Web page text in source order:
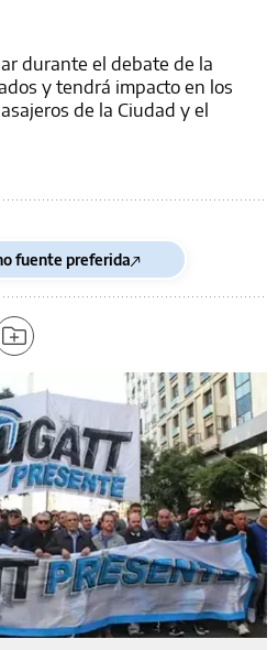
durante el debate de la
y tendrá impacto en los
de la Ciudad y el
fuente preferida